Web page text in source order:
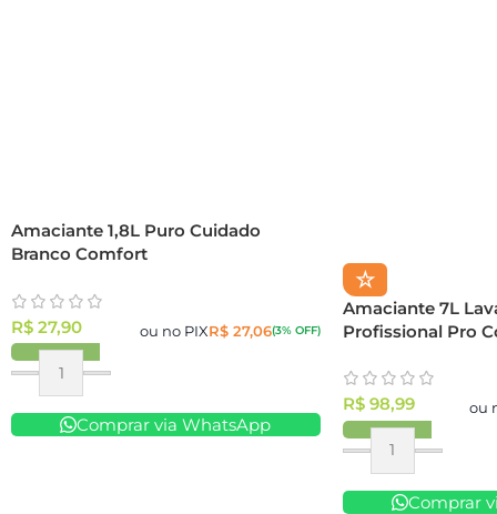
Amaciante 1,8L Puro Cuidado
Branco Comfort
R$ 27,90 ou no PIXR$27,06(3% OFF)
Comprar via WhatsApp
☆
Amaciante 7L
Profissional Pro
R$98,99 ou
Comprar